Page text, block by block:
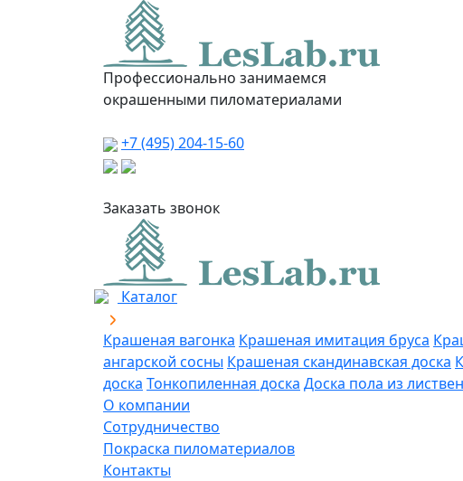
Профессионально занимаемся
окрашенными пиломатериалами
+7 (495) 204-15-60
Заказать звонок
Каталог
Крашеная вагонка Крашеная имитация бруса
ангарской сосны Крашеная скандинавская доска
доска Тонкопиленная доска Доска пола из
О компании
Сотрудничество
Покраска пиломатериалов
Контакты